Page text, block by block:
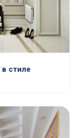
стиле